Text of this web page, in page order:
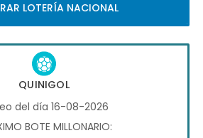
LOTERÍA NACIONAL
QUINIGOL
del día 16-08-2026
BOTE MILLONARIO: